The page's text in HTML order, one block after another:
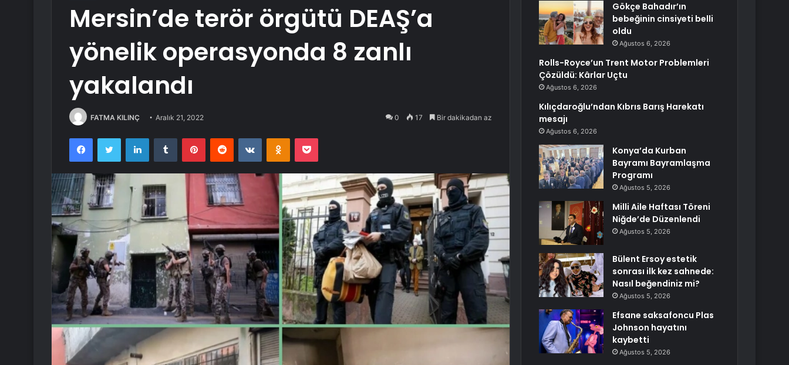
Mersin’de terör örgütü DEAŞ’a
yönelik operasyonda 8 zanlı
yakalandı
FATMA KILINÇ Aralık 21, 2022 0 17 Bir dakikadan az
FacebookTwitter LinkedInTumblr PinterestReddit VKontakteOdnoklassniki
Pocket
Gökçe Bahadır’ın
bebeğinin cinsiyeti belli
oldu
Ağustos 6, 2026
Rolls-Royce’un Trent Motor Problemleri
Çözüldü: Kârlar Uçtu
Ağustos 6, 2026
Kılıçdaroğlu’ndan Kıbrıs Barış Harekatı
mesajı
Ağustos 6, 2026
Konya’da Kurban
Bayramı Bayramlaşma
Programı
Ağustos 5, 2026
Milli Aile Haftası Töreni
Niğde’de Düzenlendi
Ağustos 5, 2026
Bülent Ersoy estetik
sonrası ilk kez sahnede:
Nasıl beğendiniz mi?
Ağustos 5, 2026
Efsane saksafoncu Plas
Johnson hayatını
kaybetti
Ağustos 5, 2026